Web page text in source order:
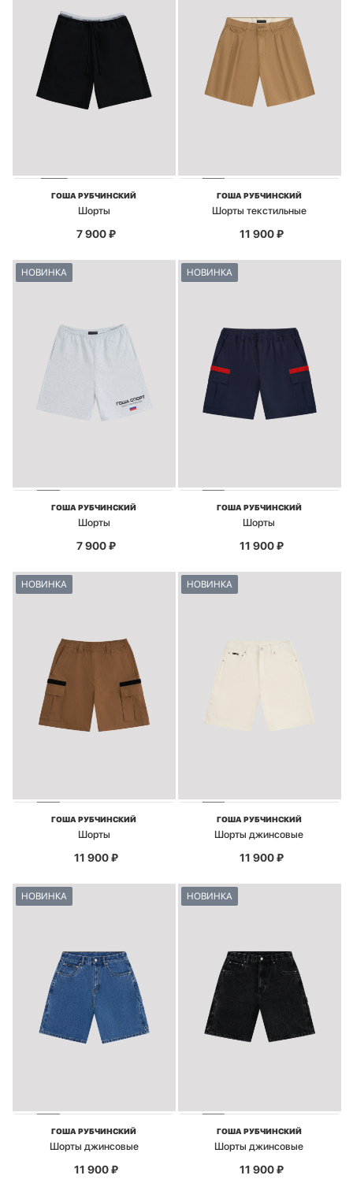
ГОША РУБЧИНСКИЙ
Шорты
7 900₽
ГОША РУБЧИНСКИЙ
Шорты текстильные
11 900₽
НОВИНКА
ГОША РУБЧИНСКИЙ
Шорты
7 900₽
НОВИНКА
ГОША РУБЧИНСКИЙ
Шорты
11 900₽
НОВИНКА
ГОША РУБЧИНСКИЙ
Шорты
11 900₽
НОВИНКА
ГОША РУБЧИНСКИЙ
Шорты джинсовые
11 900₽
НОВИНКА
ГОША РУБЧИНСКИЙ
Шорты джинсовые
11 900₽
НОВИНКА
ГОША РУБЧИНСКИЙ
Шорты джинсовые
11 900₽